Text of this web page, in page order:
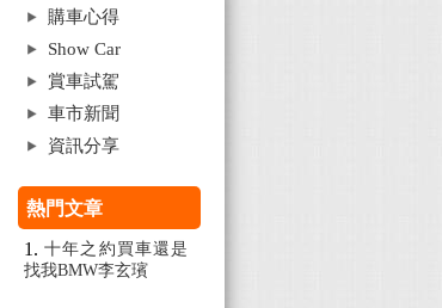
購車心得
Show Car
賞車試駕
車市新聞
資訊分享
熱門文章
十年之約買車還是
找我BMW李玄璸